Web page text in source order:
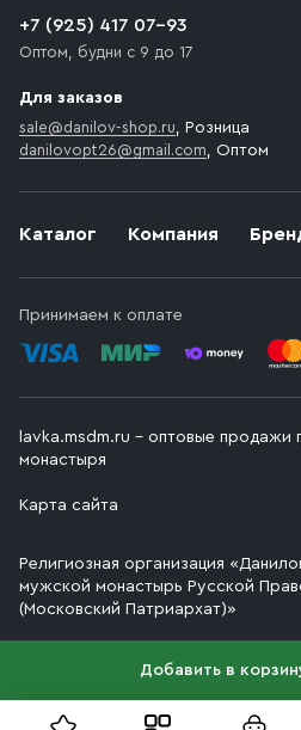
Добавить в
Каталог Компания
Принимаем к оплате
+7 (925) 417 07-93
Оптом, будни с 9 до 17
Для заказов
sale@danilov-shop.ru, Розница
danilovopt26@gmail.com, Оптом
lavka.msdm.ru – оптовые продажи
монастыря
Карта сайта
Религиозная организация
мужской монастырь Русской
(Московский Патриархат)»